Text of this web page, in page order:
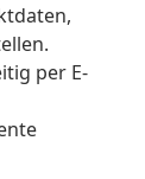
per E-